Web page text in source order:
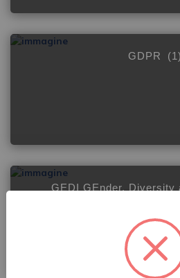
GDPR (1)
GEDI GEnder, Diversity